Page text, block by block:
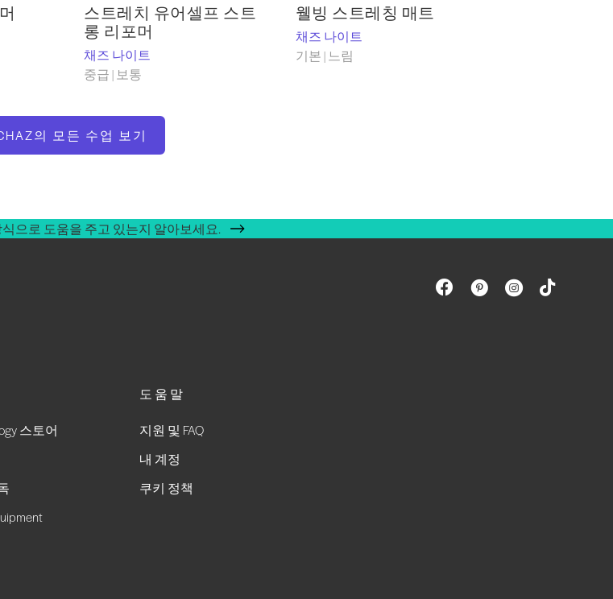
스트레치 유어셀프 스트
롱 리포머
채즈 나이트
중급 | 보통
웰빙 스트레칭 매트
채즈 나이트
기본 | 느림
의 모든 수업 보기
으로 도움을 주고 있는지 알아보세요.
스토어
도움말
지원 및 FAQ
내 계정
쿠키 정책